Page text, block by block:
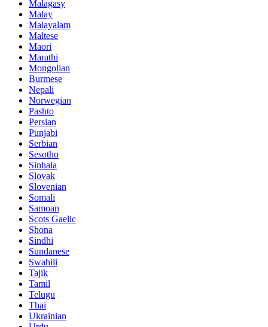
Malagasy
Malay
Malayalam
Maltese
Maori
Marathi
Mongolian
Burmese
Nepali
Norwegian
Pashto
Persian
Punjabi
Serbian
Sesotho
Sinhala
Slovak
Slovenian
Somali
Samoan
Scots Gaelic
Shona
Sindhi
Sundanese
Swahili
Tajik
Tamil
Telugu
Thai
Ukrainian